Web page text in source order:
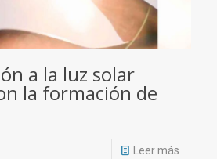
a la luz solar
la formación de
Leer más